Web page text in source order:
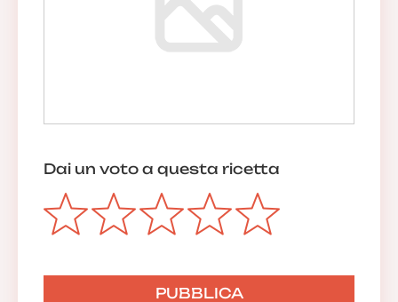
Dai un voto a questa ricetta